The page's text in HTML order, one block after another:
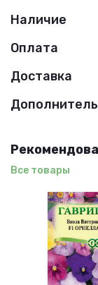
Наличие
Оплата
Доставка
Все товары